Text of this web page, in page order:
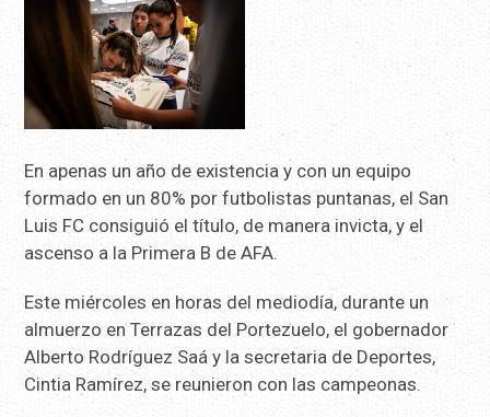
En apenas un año de existencia y con un equipo
formado en un 80% por futbolistas puntanas, el San
Luis FC consiguió el título, de manera invicta, y el
ascenso a la Primera B de AFA.
Este miércoles en horas del mediodía, durante un
almuerzo en Terrazas del Portezuelo, el gobernador
Alberto Rodríguez Saá y la secretaria de Deportes,
Cintia Ramírez, se reunieron con las campeonas.